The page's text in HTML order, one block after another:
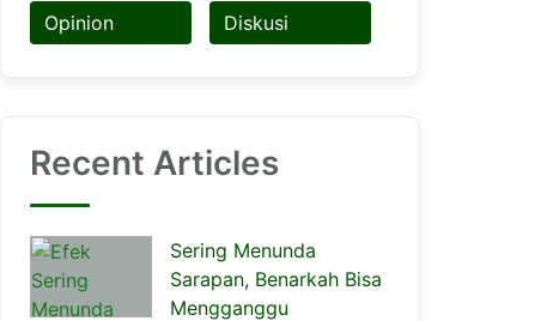
Opinion Diskusi
Recent Articles
Sering Menunda
Sarapan, Benarkah Bisa
Mengganggu